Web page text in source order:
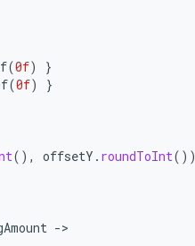
(0f)
}
(0f) }
(), offsetY . roundToInt())
-